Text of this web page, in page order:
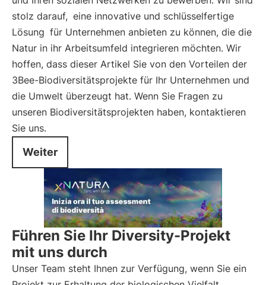
stolz darauf, eine innovative und schlüsselfertige
Lösung für Unternehmen anbieten zu können, die die
Natur in ihr Arbeitsumfeld integrieren möchten. Wir
hoffen, dass dieser Artikel Sie von den Vorteilen der
3Bee-Biodiversitätsprojekte für Ihr Unternehmen und
die Umwelt überzeugt hat. Wenn Sie Fragen zu
unseren Biodiversitätsprojekten haben, kontaktieren
Sie uns.
Weiter
Führen Sie Ihr Diversity-Projekt
mit uns durch
Unser Team steht Ihnen zur Verfügung, wenn Sie ein